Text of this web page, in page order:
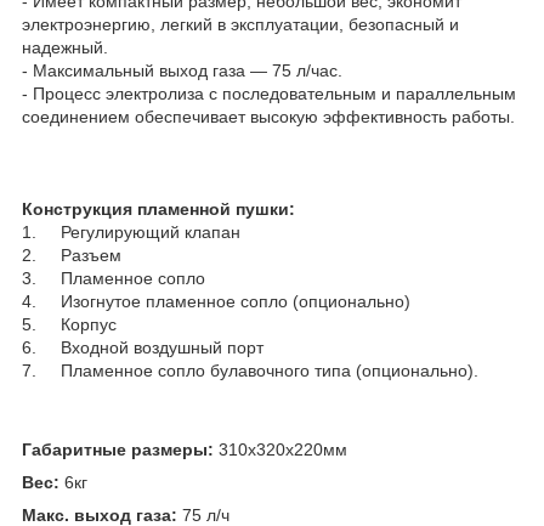
электроэнергию, легкий в эксплуатации, безопасный и
надежный.
- Максимальный выход газа — 75 л/час.
- Процесс электролиза с последовательным и параллельным
соединением обеспечивает высокую эффективность работы.
Конструкция пламенной пушки:
1. Регулирующий клапан
2. Разъем
3. Пламенное сопло
4. Изогнутое пламенное сопло (опционально)
5. Корпус
6. Входной воздушный порт
7. Пламенное сопло булавочного типа (опционально).
Габаритные размеры: 310х320х220мм
Вес: 6кг
Макс. выход газа: 75 л/ч